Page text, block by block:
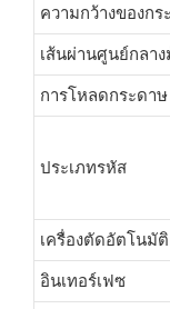
ความกว้างของกร
เส้นผ่านศูนย์กลา
การโหลดกระดาษ
ประเภทรหัส
เครื่องตัดอัตโนมัติ
อินเทอร์เฟซ